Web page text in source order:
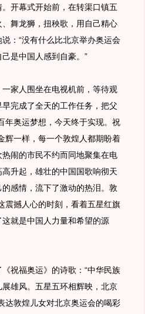
开幕式开始前，在转渠口镇五
舞龙狮，扭秧歌，用自己精心
：“没有什么比北京举办奥运会
是中国人感到自豪。”
家人围坐在电视机前，等待观
完成了全天的工作任务，把父
年奥运梦想，今天终于实现。祝
辉一样，每一个敦煌人都期盼着
闹的市民不约而同地聚集在电
升起，雄壮的中国国歌响彻天
感情，流下了激动的热泪。敦
震撼人心的时刻，看着五星红旗
就是中国人力量和希望的源
祝福奥运》的诗歌：“中华民族
雄风。五星五环相辉映，北京
敦煌儿女对北京奥运会的喝彩